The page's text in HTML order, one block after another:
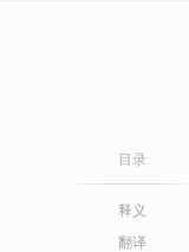
目录
释义
翻译